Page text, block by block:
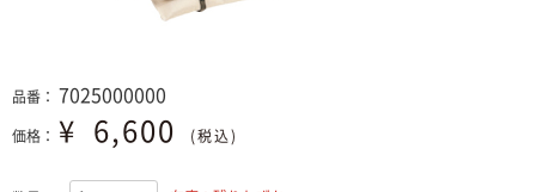
品番： 7025000000
価格： ¥ 6,600 (税込)